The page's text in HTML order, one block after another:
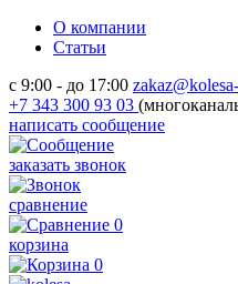
О компании
Статьи
с 9:00 - до 17:00
+7 343 300 93 03
написать сообщение
заказать звонок
сравнение
0
корзина
0